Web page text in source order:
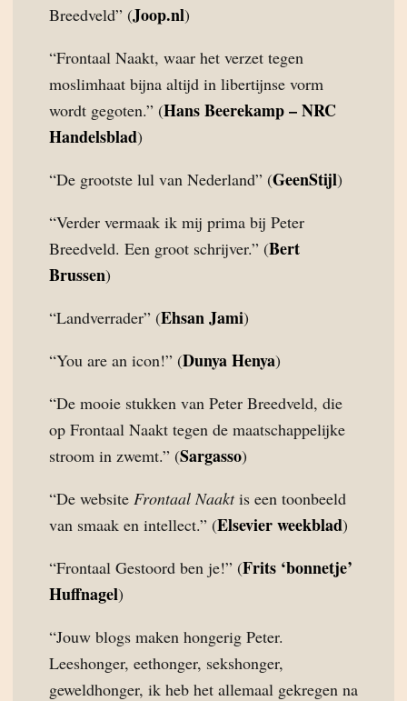
Breedveld” (Joop.nl)
“Frontaal Naakt, waar het verzet tegen
moslimhaat bijna altijd in libertijnse vorm
wordt gegoten.” (Hans Beerekamp – NRC
Handelsblad)
“De grootste lul van Nederland” (GeenStijl)
“Verder vermaak ik mij prima bij Peter
Breedveld. Een groot schrijver.” (Bert
Brussen)
“Landverrader” (Ehsan Jami)
“You are an icon!” (Dunya Henya)
“De mooie stukken van Peter Breedveld, die
op Frontaal Naakt tegen de maatschappelijke
stroom in zwemt.” (Sargasso)
“De website Frontaal Naaktis een toonbeeld
van smaak en intellect.” (Elsevier weekblad)
“Frontaal Gestoord ben je!” (Frits ‘bonnetje’
Huffnagel)
“Jouw blogs maken hongerig Peter.
Leeshonger, eethonger, sekshonger,
geweldhonger, ik heb het allemaal gekregen na